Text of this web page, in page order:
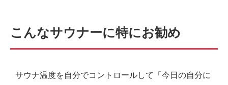
こんなサウナーに特にお勧め
サウナ温度を自分でコントロールして「今日の自分に